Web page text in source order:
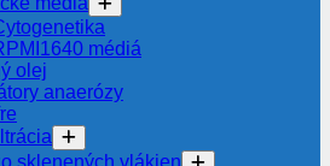
médiá
olej
anaerózy
sklenených vlákien